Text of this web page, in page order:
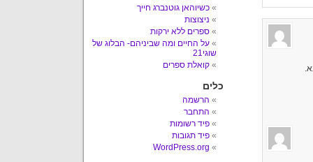
כשיוהאן גוטנברג חייך
ניצוצות
ספרים ללא ירקות
על החיים ומה שביניהם- הבלוג של
שוגי21
קואלת ספרים
כלים
הרשמה
התחבר
פיד רשומות
פיד תגובות
WordPress.org